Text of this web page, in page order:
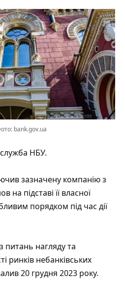
bank.gov.ua
НБУ.
зазначену компанію з
на підставі її власної
порядком під час дії
питань нагляду та
ринків небанківських
20 грудня 2023 року.